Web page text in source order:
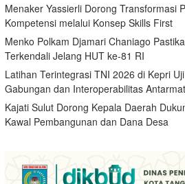
Menaker Yassierli Dorong Transformasi
Kompetensi melalui Konsep Skills First
Menko Polkam Djamari Chaniago
Terkendali Jelang HUT ke-81 RI
Latihan Terintegrasi TNI 2026 di Kepri
Gabungan dan Interoperabilitas
Kajati Sulut Dorong Kepala Daerah
Kawal Pembangunan dan Dana Desa